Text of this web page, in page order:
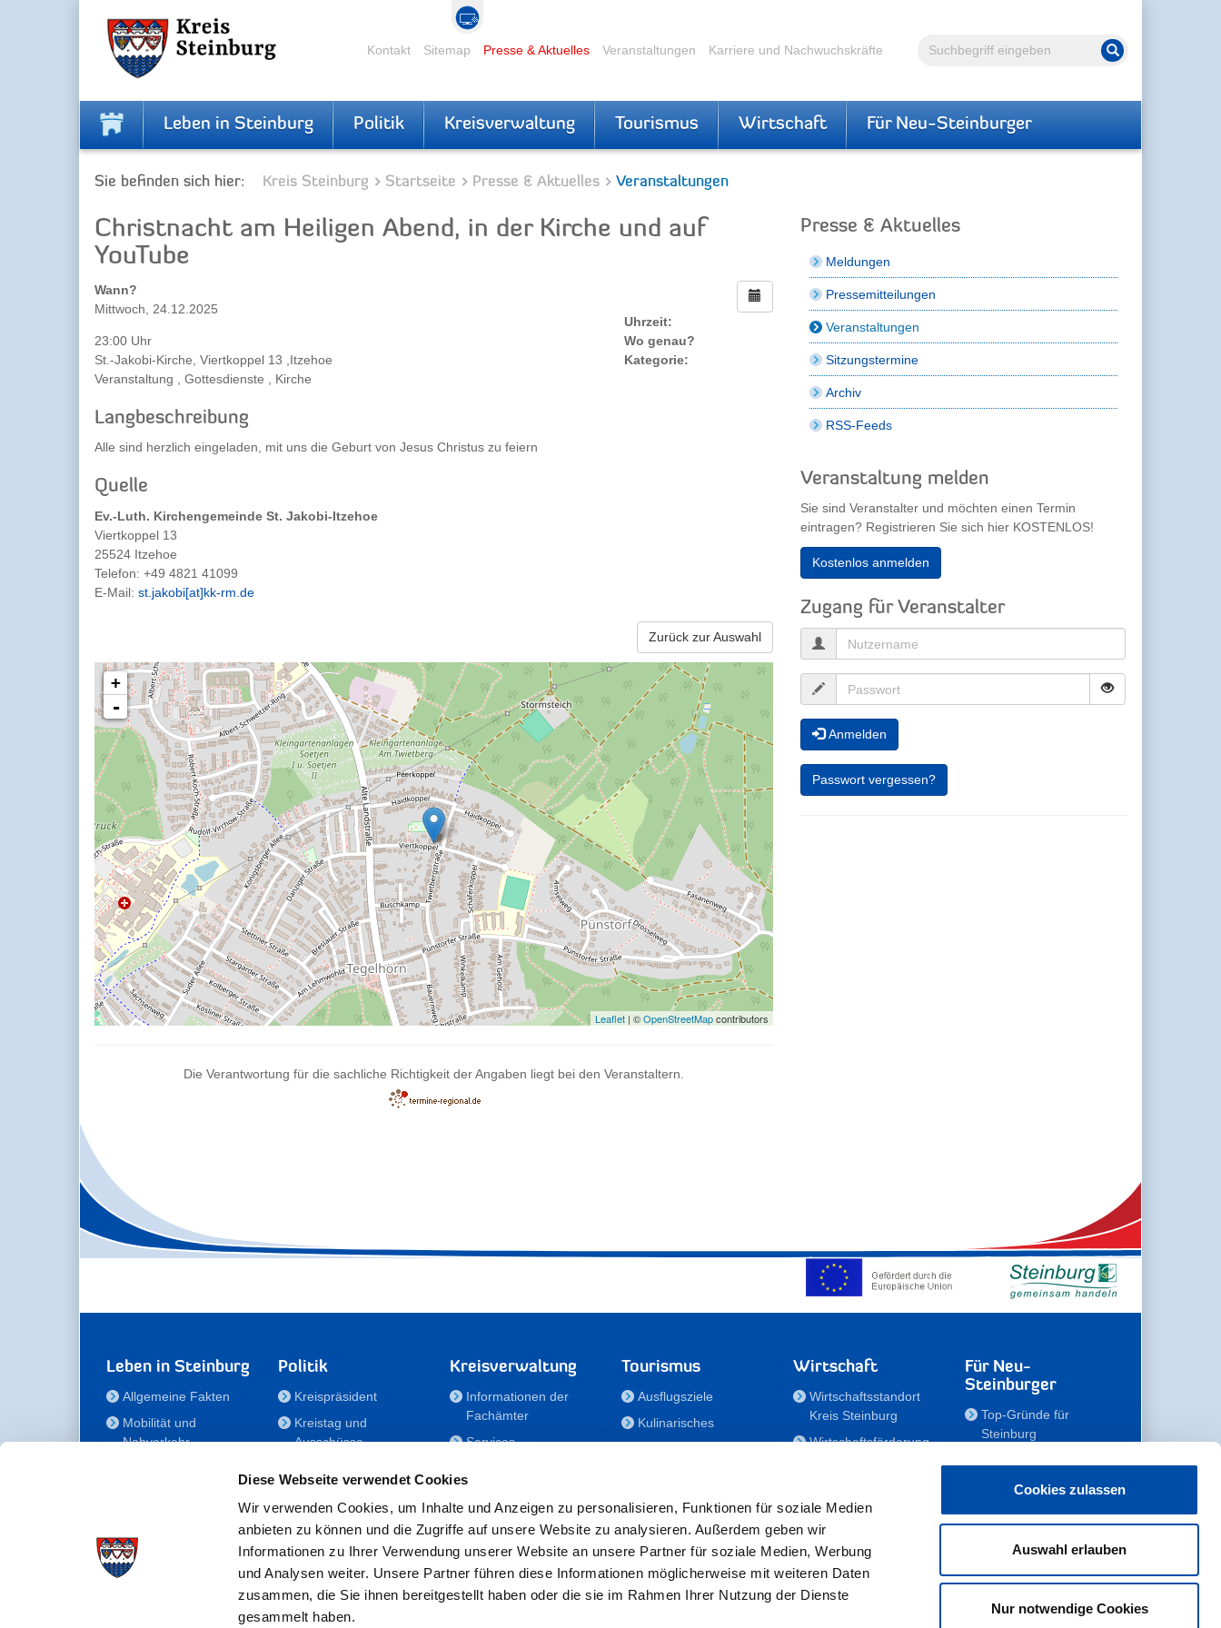
Diese Webseite verwendet Cookies
Wir verwenden Cookies, um Inhalte und Anzeigen zu personalisieren, Funktionen für soziale Medien
anbieten zu können und die Zugriffe auf unsere Website zu analysieren. Außerdem geben wir
Informationen zu Ihrer Verwendung unserer Website an unsere Partner für soziale Medien, Werbung
und Analysen weiter. Unsere Partner führen diese Informationen möglicherweise mit weiteren Daten
zusammen, die Sie ihnen bereitgestellt haben oder die sie im Rahmen Ihrer Nutzung der Dienste
gesammelt haben.
Cookies zulassen
Auswahl erlauben
Nur notwendige Cookies
Volltextsuche Suche starten
Kontakt Sitemap Presse & Aktuelles Veranstaltungen Karriere und Nachwuchskräfte
Leben in Steinburg Politik Kreisverwaltung Tourismus Wirtschaft Für Neu-Steinburger
Sie befinden sich hier: Kreis Steinburg Startseite Presse & Aktuelles Veranstaltungen
Christnacht am Heiligen Abend, in der Kirche und auf
YouTube
Wann?
Mittwoch, 24.12.2025
Uhrzeit:
23:00 Uhr
Wo genau?
St.-Jakobi-Kirche, Viertkoppel 13 ,Itzehoe
Kategorie:
Veranstaltung , Gottesdienste , Kirche
Langbeschreibung
Alle sind herzlich eingeladen, mit uns die Geburt von Jesus Christus zu feiern
Quelle
Ev.-Luth. Kirchengemeinde St. Jakobi-Itzehoe
Viertkoppel 13
25524 Itzehoe
Telefon: +49 4821 41099
E-Mail: st.jakobi[at]kk-rm.de
Zurück zur Auswahl
+
-
Leaflet | ©OpenStreetMapcontributors
Die Verantwortung für die sachliche Richtigkeit der Angaben liegt bei den Veranstaltern.
Presse & Aktuelles
Meldungen
Pressemitteilungen
Veranstaltungen
Sitzungstermine
Archiv
RSS-Feeds
Veranstaltung melden
Sie sind Veranstalter und möchten einen Termin
eintragen? Registrieren Sie sich hier KOSTENLOS!
Kostenlos anmelden
Zugang für Veranstalter
Anmelden
Passwort vergessen?
Leben in Steinburg
Allgemeine Fakten
Mobilität und
Nahverkehr
Gesundheit
Bildung
Politik
Kreispräsident
Kreistag und
Ausschüsse
für Menschen mit
Behinderung
Der
Kreisseniorenbeirat
Förderstiftung
Fördergesellschaft/Sportförderung
Kreisverwaltung
Informationen der
Fachämter
Services
Nachwuchskräfte
Notdienste
Bekanntmachungen
Formulare/Downloads
RSS-Feeds
Tourismus
Ausflugsziele
Kulinarisches
Veranstaltungen
Wirtschaft
Wirtschaftsstandort
Kreis Steinburg
Wirtschaftsförderung
Zahlen, Daten,
Fakten
Gewerbeflächen
Für Neu-
Steinburger
Top-Gründe für
Steinburg
Meine Immobilie
Erholen